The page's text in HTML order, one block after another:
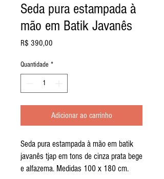
Seda pura estampada à
mão em Batik Javanês
R$ 390,00
Quantidade *
Adicionar ao carrinho
Seda pura estampada à mão em batik
javanês tjap em tons de cinza prata bege
e alfazema. Medidas 100 x 180 cm.